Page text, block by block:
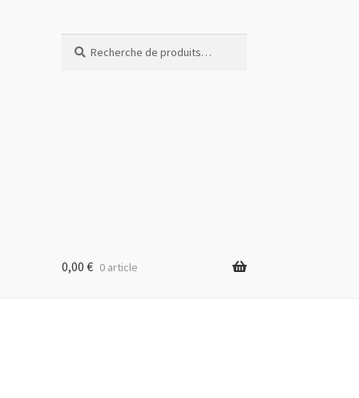
pour :
0,00 € 0 article